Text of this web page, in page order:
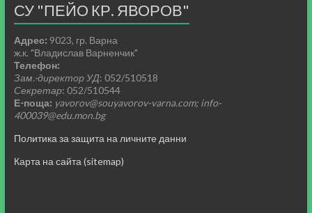
СУ "ПЕЙО КР. ЯВОРОВ"
Адрес: 9023, гр. Варна
ж.к. "Владислав Варненчик"
Телефон:
Зам.-директор УД: 052/510518
Секретар: 052/510544
Е-поща: yavorov@souyavorov-varna.com; info-
400039@edu.mon.bg
Политика за защита на личните данни
Карта на сайта (sitemap)